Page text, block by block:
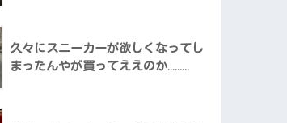
久々にスニーカーが欲しくなってし
まったんやが買ってええのか………